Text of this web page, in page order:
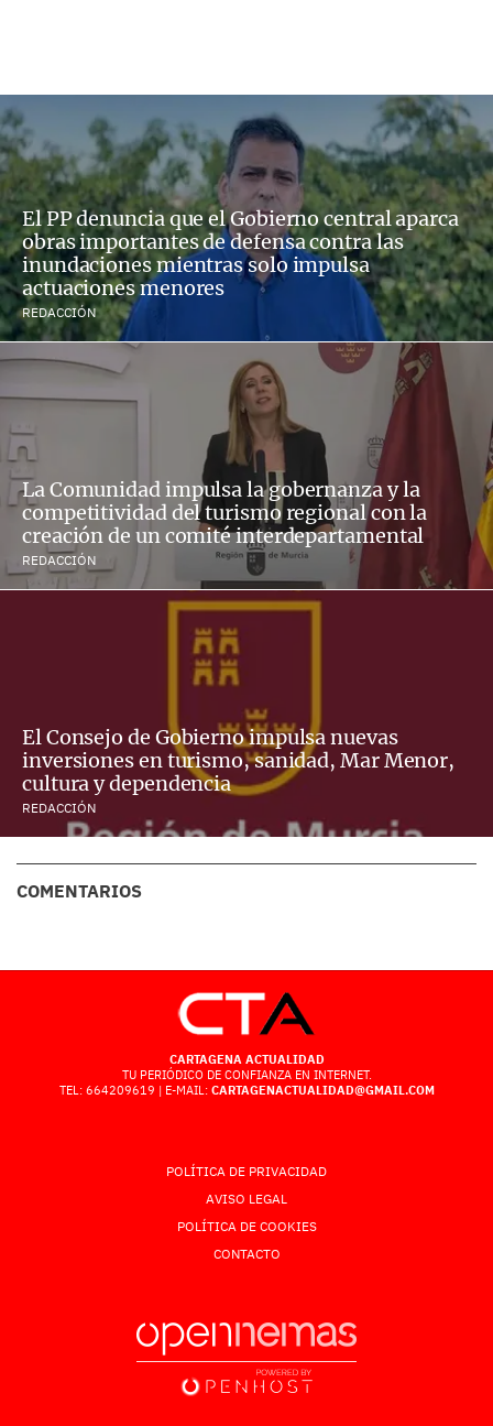
El PP denuncia que el Gobierno central aparca
obras importantes de defensa contra las
inundaciones mientras solo impulsa
actuaciones menores
REDACCIÓN
La Comunidad impulsa la gobernanza y la
competitividad del turismo regional con la
creación de un comité interdepartamental
REDACCIÓN
El Consejo de Gobierno impulsa nuevas
inversiones en turismo, sanidad, Mar Menor,
cultura y dependencia
REDACCIÓN
COMENTARIOS
CARTAGENA ACTUALIDAD
TU PERIÓDICO DE CONFIANZA EN INTERNET.
TEL: 664209619 | E-MAIL: CARTAGENACTUALIDAD@GMAIL.COM
POLÍTICA DE PRIVACIDAD
AVISO LEGAL
POLÍTICA DE COOKIES
CONTACTO